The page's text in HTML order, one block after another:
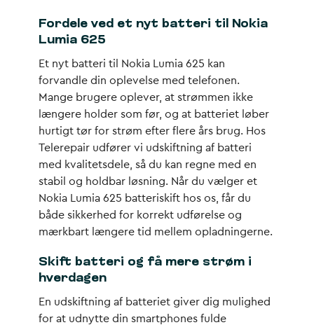
Fordele ved et nyt batteri til Nokia
Lumia 625
Et nyt batteri til Nokia Lumia 625 kan
forvandle din oplevelse med telefonen.
Mange brugere oplever, at strømmen ikke
længere holder som før, og at batteriet løber
hurtigt tør for strøm efter flere års brug. Hos
Telerepair udfører vi udskiftning af batteri
med kvalitetsdele, så du kan regne med en
stabil og holdbar løsning. Når du vælger et
Nokia Lumia 625 batteriskift hos os, får du
både sikkerhed for korrekt udførelse og
mærkbart længere tid mellem opladningerne.
Skift batteri og få mere strøm i
hverdagen
En udskiftning af batteriet giver dig mulighed
for at udnytte din smartphones fulde